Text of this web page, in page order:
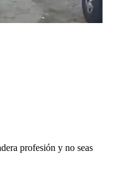
profesión y no seas